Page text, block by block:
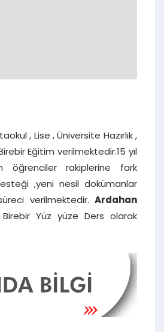
, Lise , Üniversite Hazırlık ,
Eğitim verilmektedir.15 yıl
öğrenciler rakiplerine fark
,yeni nesil dokümanlar
verilmektedir. Ardahan
Birebir Yüz yüze Ders olarak